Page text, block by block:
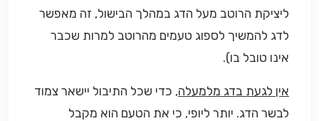
ליציקת הרוטב מעל הדג במהלך הבישול, זה מאפשר
לדג להמשיך לספוג טעמים מהרוטב למרות שכבר
אינו טובל בו).
אין לגעת בדג מלמעלה, כדי שכל התיבול יישאר צמוד
לבשר הדג. יותר ליופי, כי את הטעם הוא מקבל